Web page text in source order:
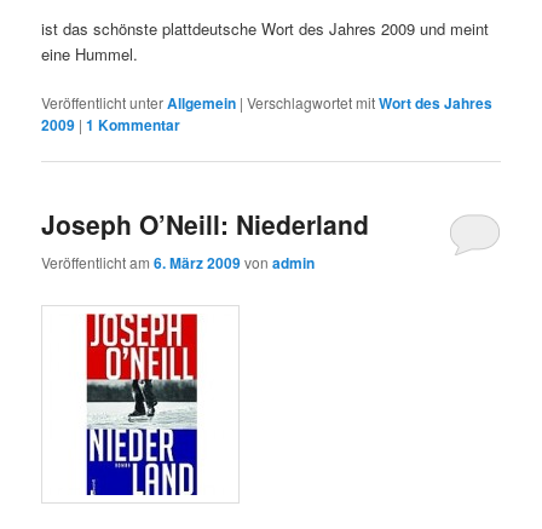
ist das schönste plattdeutsche Wort des Jahres 2009 und meint
eine Hummel.
Veröffentlicht unterAllgemein |Verschlagwortet mitWort des Jahres
2009 |1 Kommentar
Joseph O’Neill: Niederland
Veröffentlicht am6. März 2009vonadmin